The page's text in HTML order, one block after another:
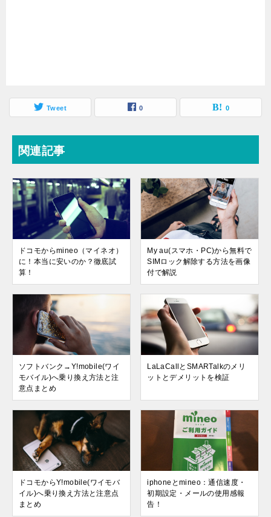
Tweet 0 0
関連記事
ドコモからmineo（マイネオ）
に！本当に安いのか？徹底試
算！
My au(スマホ・PC)から無料で
SIMロック解除する方法を画像
付で解説
ソフトバンク→Y!mobile(ワイ
モバイル)へ乗り換え方法と注
意点まとめ
LaLaCallとSMARTalkのメリ
ットとデメリットを検証
ドコモからY!mobile(ワイモバ
イル)へ乗り換え方法と注意点
まとめ
iphoneとmineo：通信速度・
初期設定・メールの使用感報
告！